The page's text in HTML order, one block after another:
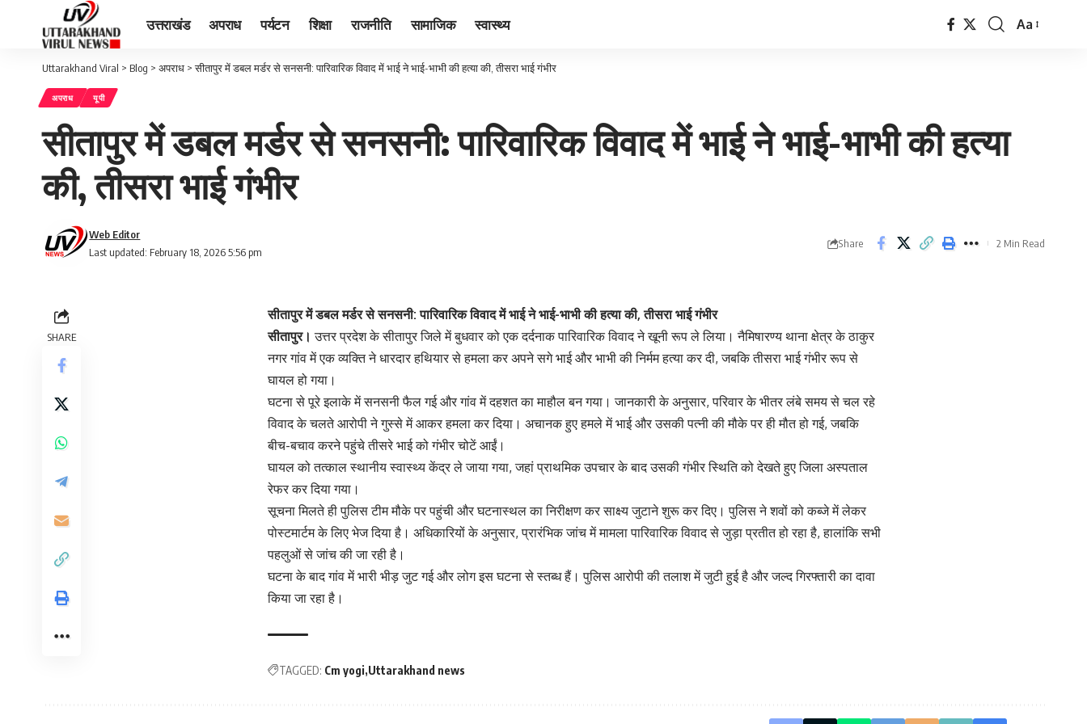
उत्तराखंड अपराध पर्यटन शिक्षा राजनीति सामाजिक स्वास्थ्य
Font
Aa
Uttarakhand Viral > Blog > अपराध >सीतापुर में डबल मर्डर से सनसनी: पारिवारिक विवाद में भाई ने भाई-भाभी की हत्या की, तीसरा भाई गंभीर
अपराध यूपी
सीतापुर में डबल मर्डर से सनसनी: पारिवारिक विवाद में भाई ने भाई-भाभी की हत्या
की, तीसरा भाई गंभीर
Last updated: February 18, 2026 5:56 pm
Web Editor
Share 2 Min Read
SHARE
सीतापुर में डबल मर्डर से सनसनी: पारिवारिक विवाद में भाई ने भाई-भाभी की हत्या की, तीसरा भाई गंभीर
सीतापुर। उत्तर प्रदेश के सीतापुर जिले में बुधवार को एक दर्दनाक पारिवारिक विवाद ने खूनी रूप ले लिया। नैमिषारण्य थाना क्षेत्र के ठाकुर
नगर गांव में एक व्यक्ति ने धारदार हथियार से हमला कर अपने सगे भाई और भाभी की निर्मम हत्या कर दी, जबकि तीसरा भाई गंभीर रूप से
घायल हो गया।
घटना से पूरे इलाके में सनसनी फैल गई और गांव में दहशत का माहौल बन गया। जानकारी के अनुसार, परिवार के भीतर लंबे समय से चल रहे
विवाद के चलते आरोपी ने गुस्से में आकर हमला कर दिया। अचानक हुए हमले में भाई और उसकी पत्नी की मौके पर ही मौत हो गई, जबकि
बीच-बचाव करने पहुंचे तीसरे भाई को गंभीर चोटें आईं।
घायल को तत्काल स्थानीय स्वास्थ्य केंद्र ले जाया गया, जहां प्राथमिक उपचार के बाद उसकी गंभीर स्थिति को देखते हुए जिला अस्पताल
रेफर कर दिया गया।
सूचना मिलते ही पुलिस टीम मौके पर पहुंची और घटनास्थल का निरीक्षण कर साक्ष्य जुटाने शुरू कर दिए। पुलिस ने शवों को कब्जे में लेकर
पोस्टमार्टम के लिए भेज दिया है। अधिकारियों के अनुसार, प्रारंभिक जांच में मामला पारिवारिक विवाद से जुड़ा प्रतीत हो रहा है, हालांकि सभी
पहलुओं से जांच की जा रही है।
घटना के बाद गांव में भारी भीड़ जुट गई और लोग इस घटना से स्तब्ध हैं। पुलिस आरोपी की तलाश में जुटी हुई है और जल्द गिरफ्तारी का दावा
किया जा रहा है।
TAGGED: Cm yogi Uttarakhand news